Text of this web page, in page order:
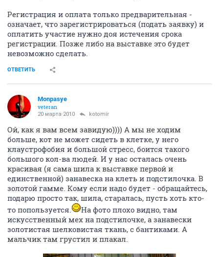
Регистрация и оплата только предварительная -
означает, что зарегистрироваться (подать заявку) и
оплатить участие нужно доя истечения срока
регистрации. Позже либо на выставке это будет
невозможно сделать.
ОТВЕТИТЬ
Monpasye
veteran
20 марта 2010 kotomir
Ой, как я вам всем завидую)))) А мы не ходим
больше, кот не может сидеть в клетке, у него
клаустрофобия и большой стресс, боится такого
большого кол-ва людей. И у нас осталась очень
красивая (я сама шила к выставке первой и
единственной) занавеска на клеть и подстилочка. В
золотой гамме. Кому если надо будет - обращайтесь,
подарю просто так, шила, старалась, пусть хоть кто-
то попользуется.
На фото плохо видно, там
искусственный мех на подстилочке, а занавески
золотистая шелковистая ткань, с бантиками. А
мальчик там грустил и плакал.